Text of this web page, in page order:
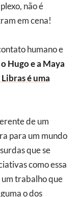
não é
em cena!
Hugo e a Maya
é uma
para um mundo
que se
como essa
trabalho que
o dos